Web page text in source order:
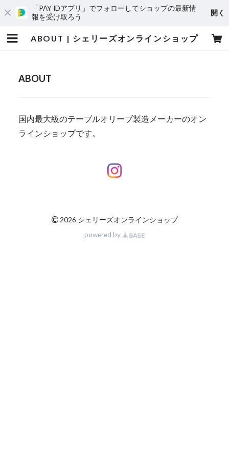
「PAY IDアプリ」でフォローしてショップの最新情
報を受け取ろう
開く
ABOUT | シェリーズオンラインショップ
ABOUT
国内最大級のテーブルオリーブ製造メーカーのオン
ラインショップです。
©2026 シェリーズオンラインショップ
powered by